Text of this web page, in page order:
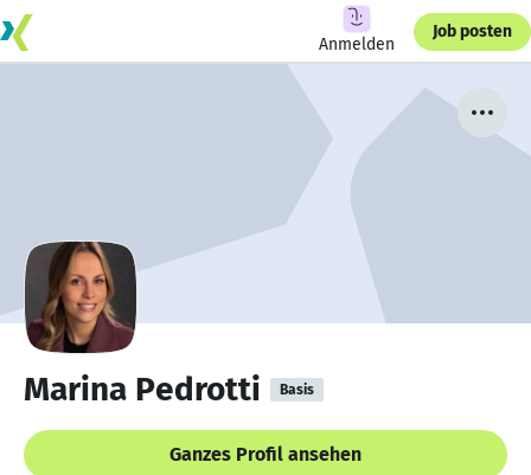
Anmelden
Job posten
Marina Pedrotti Basis
Ganzes Profil ansehen